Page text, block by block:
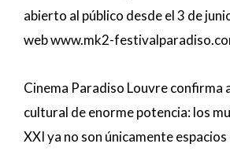
abierto al público desde el 3 de
web www.mk2-
Cinema Paradiso Louvre confirma
cultural de enorme potencia: los
XXI ya no son únicamente